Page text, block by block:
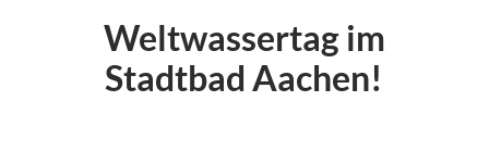
Weltwassertag im
Stadtbad Aachen!